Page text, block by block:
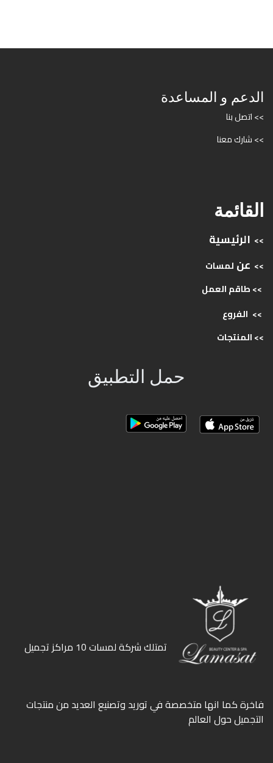
الدعم و المساعدة
>> اتصل بنا
>> شارك معنا
القائمة
>> الرئيسية
>> عن لمسات
>> طاقمالعمل
>> الفروع
>>المنتجات
حمل التطبيق
ﺗﻤﺘﻠﻚ ﺷﺮﻛﺔ ﻟﻤﺴﺎت 10 ﻣﺮاﻛﺰ ﺗﺠﻤﻴﻞ
ﻓﺎﺧﺮة كما انها ﻣﺘﺨﺼﺼﺔ ﻓﻲ ﺗﻮرﻳﺪ وﺗﺼﻨﻴﻊ اﻟﻌﺪﻳﺪ ﻣﻦ ﻣﻨﺘﺠﺎت
اﻟﺘﺠﻤﻴﻞ ﺣﻮل اﻟﻌﺎﻟﻢ